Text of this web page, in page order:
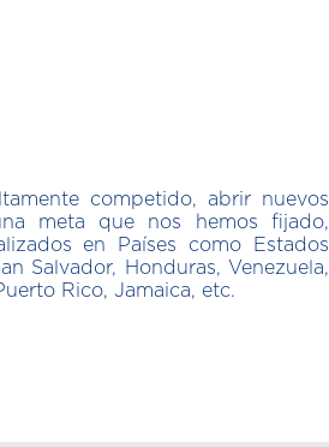
competido, abrir nuevos
meta que nos hemos fijado,
en Países como Estados
Salvador, Honduras, Venezuela,
Rico, Jamaica, etc.